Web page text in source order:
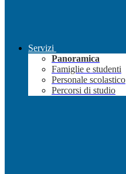
Servizi
Panoramica
Famiglie e studenti
Personale scolastico
Percorsi di studio